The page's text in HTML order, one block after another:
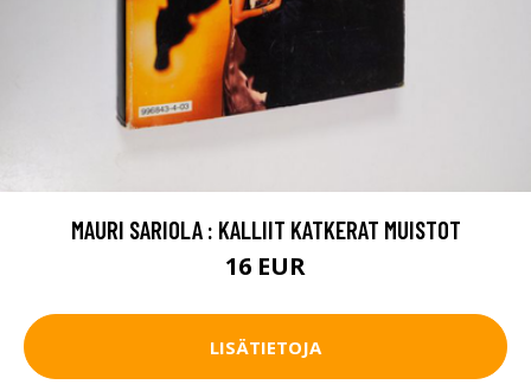
MAURI SARIOLA : KALLIIT KATKERAT MUISTOT
16 EUR
LISÄTIETOJA